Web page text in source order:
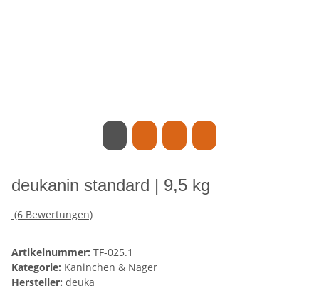
deukanin standard | 9,5 kg
(6 Bewertungen)
Artikelnummer: TF-025.1
Kategorie: Kaninchen & Nager
Hersteller: deuka